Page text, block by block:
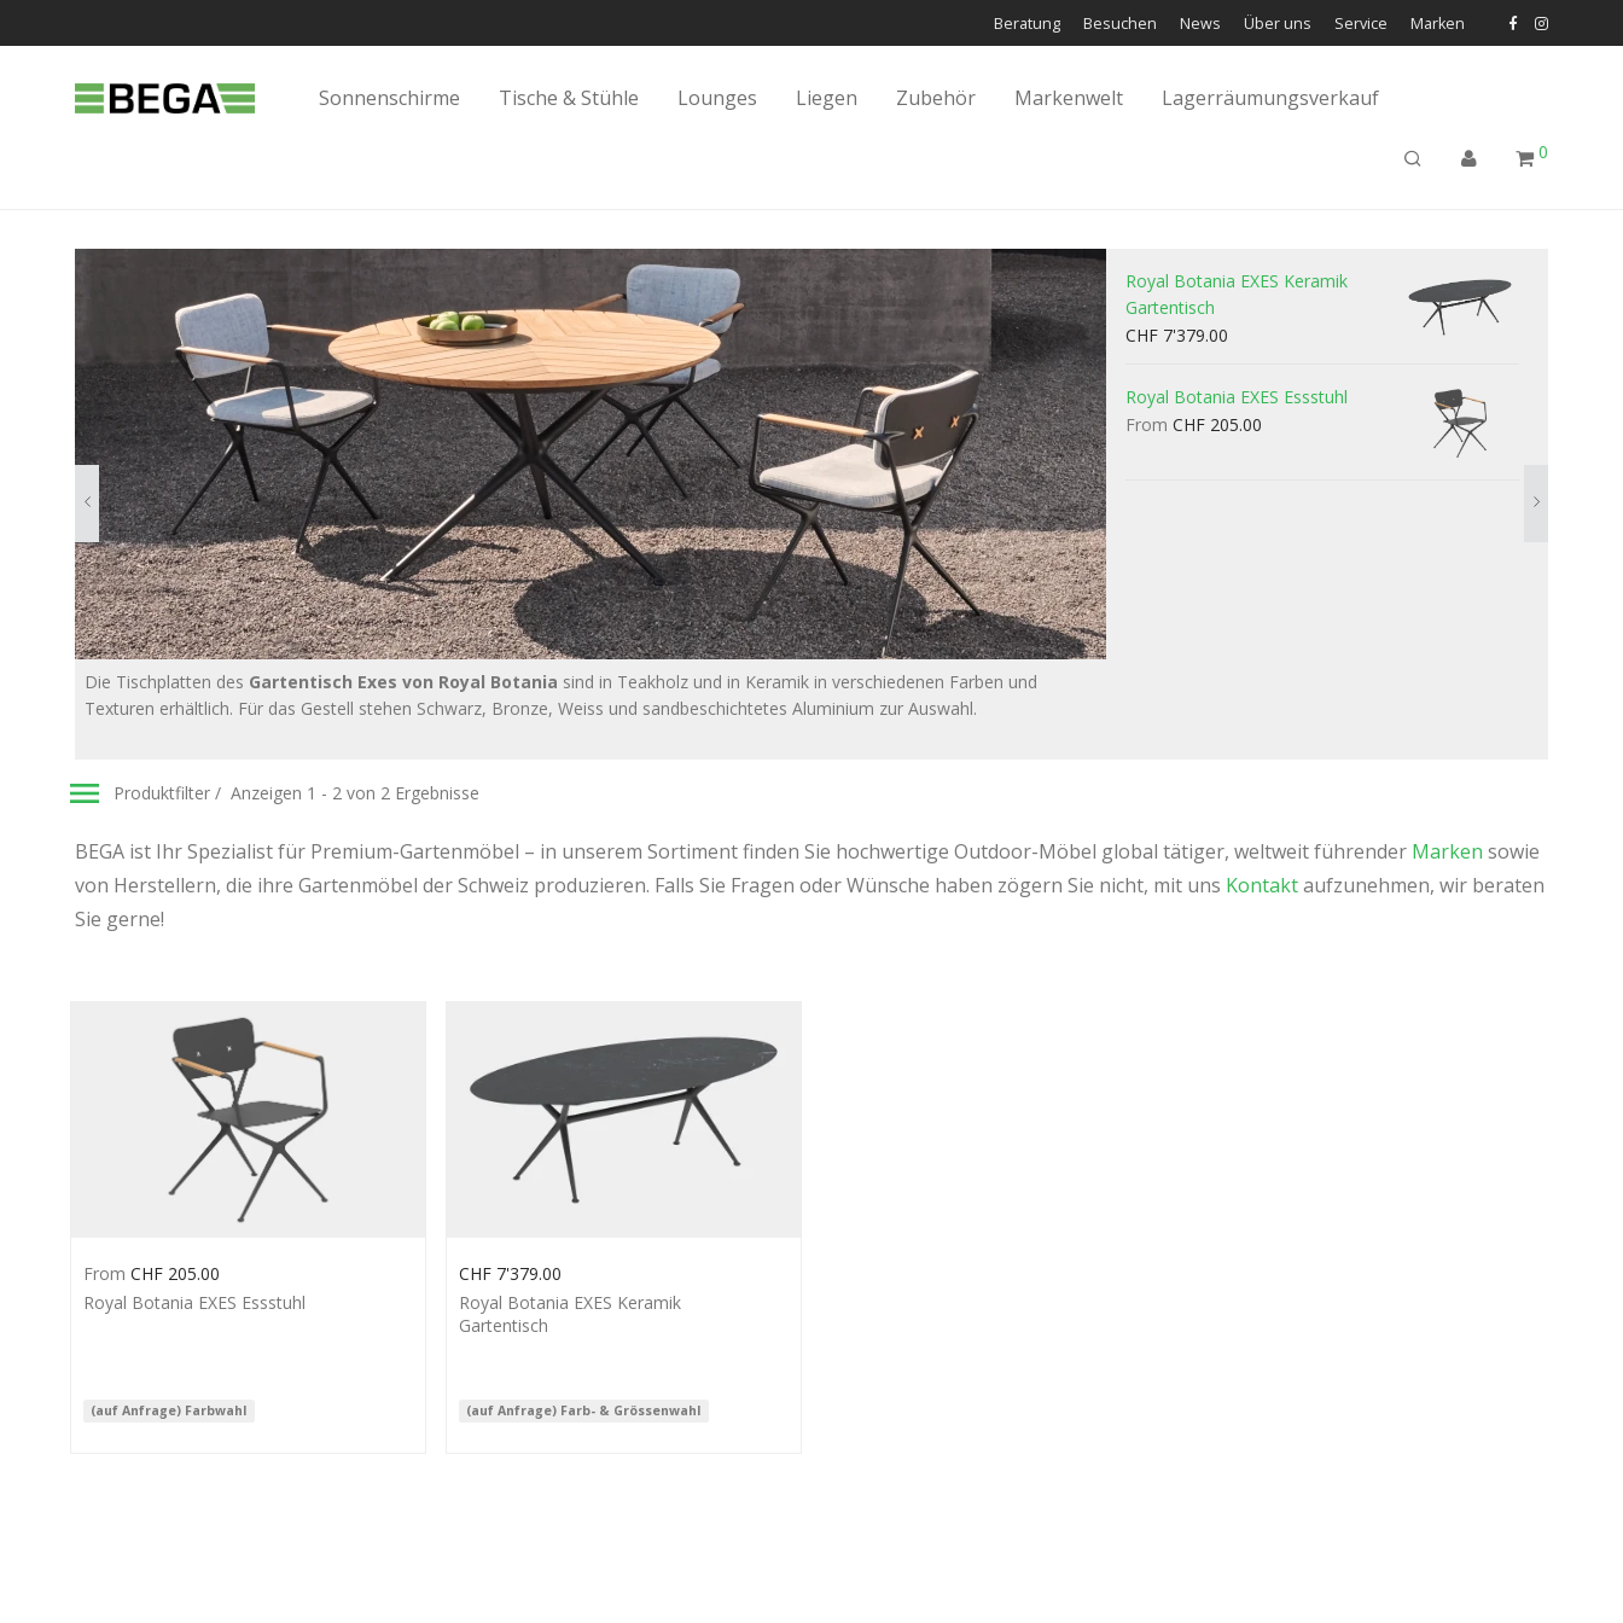
Beratung Besuchen News Über uns Service Marken
Sonnenschirme Tische & Stühle Lounges Liegen Zubehör Markenwelt Lagerräumungsverkauf
0
Die Tischplatten des Gartentisch Exes von Royal Botania sind in Teakholz und in Keramik in verschiedenen Farben und
Texturen erhältlich. Für das Gestell stehen Schwarz, Bronze, Weiss und sandbeschichtetes Aluminium zur Auswahl.
Royal Botania EXES Keramik
Gartentisch
CHF 7'379.00
Royal Botania EXES Essstuhl
From CHF 205.00
Produktfilter Anzeigen 1 - 2 von 2 Ergebnisse
BEGA ist Ihr Spezialist für Premium-Gartenmöbel – in unserem Sortiment finden Sie hochwertige Outdoor-Möbel global tätiger, weltweit führender Marken sowie
von Herstellern, die ihre Gartenmöbel der Schweiz produzieren. Falls Sie Fragen oder Wünsche haben zögern Sie nicht, mit uns Kontaktaufzunehmen, wir beraten
Sie gerne!
(auf Anfrage) Farbwahl
Royal Botania EXES Essstuhl
From CHF 205.00
(auf Anfrage) Farb- & Grössenwahl
Royal Botania EXES Keramik
Gartentisch
CHF 7'379.00